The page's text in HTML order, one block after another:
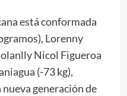
está conformada
Lorenny
Nicol Figueroa
(-73 kg),
generación de